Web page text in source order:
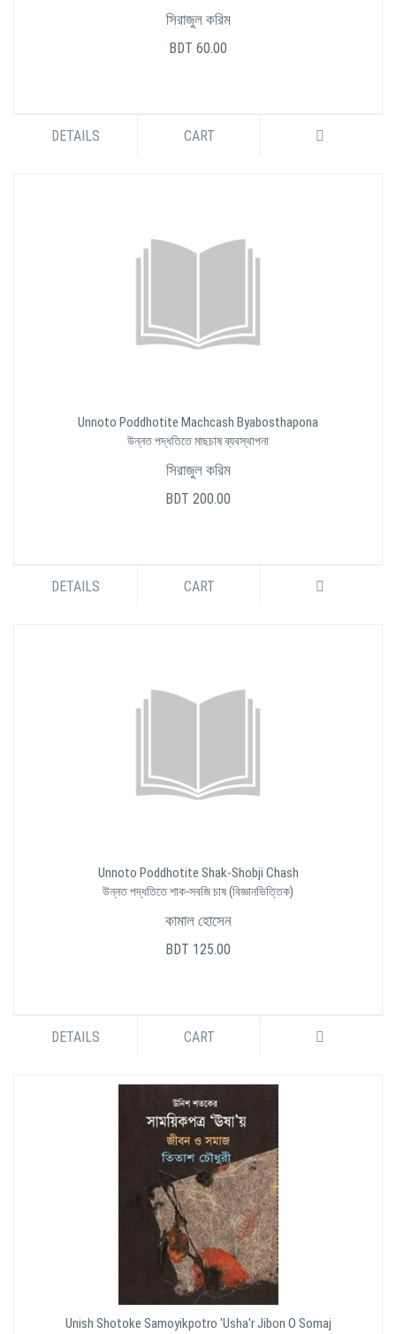
সিরাজুল করিম
BDT 60.00
DETAILS CART
Unnoto Poddhotite Machcash Byabosthapona
উন্নত পদ্ধতিতে মাছচাষ ব্যবস্থাপনা
সিরাজুল করিম
BDT 200.00
DETAILS CART
Unnoto Poddhotite Shak-Shobji Chash
উন্নত পদ্ধতিতে শাক-সবজি চাষ (বিজ্ঞানভিত্তিক)
কামাল হোসেন
BDT 125.00
DETAILS CART
Unish Shotoke Samoyikpotro 'Usha'r Jibon O Somaj